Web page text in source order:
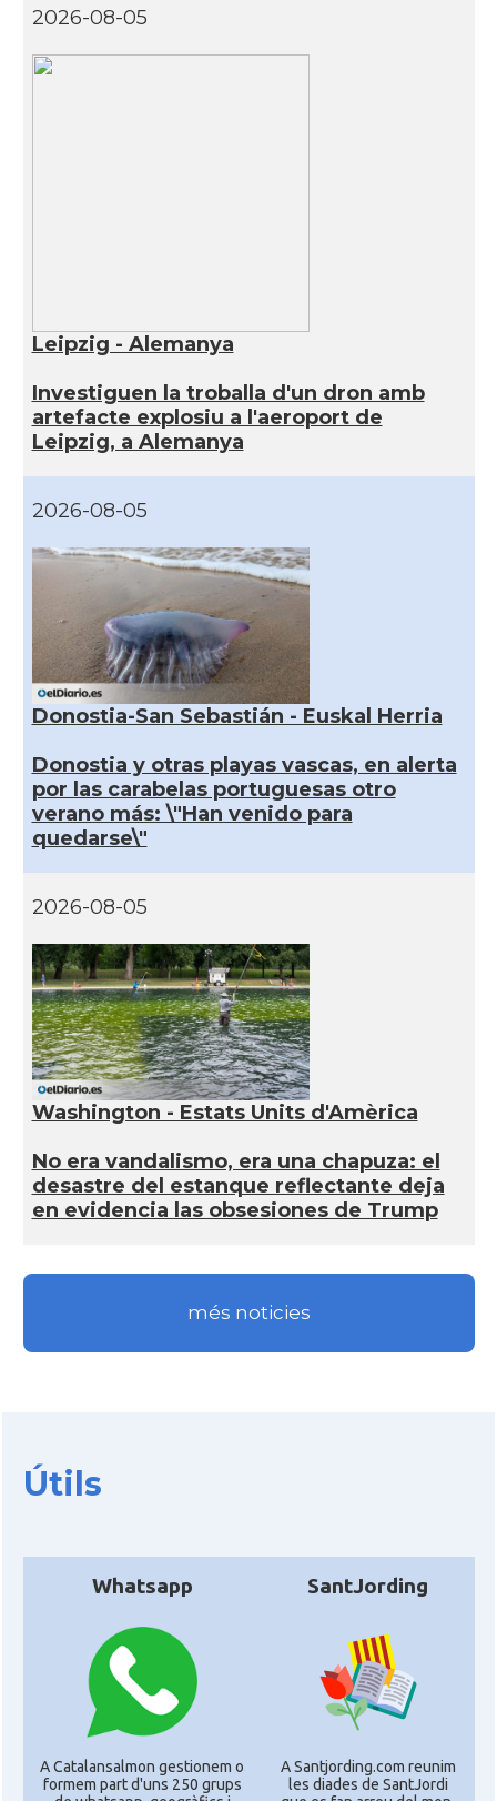
2026-08-05
Leipzig - Alemanya
Investiguen la troballa d'un dron amb
artefacte explosiu a l'aeroport de
Leipzig, a Alemanya
2026-08-05
Donostia-San Sebastián - Euskal Herria
Donostia y otras playas vascas, en alerta
por las carabelas portuguesas otro
verano más: \"Han venido para
quedarse\"
2026-08-05
Washington - Estats Units d'Amèrica
No era vandalismo, era una chapuza: el
desastre del estanque reflectante deja
en evidencia las obsesiones de Trump
més noticies
Útils
Whatsapp
A Catalansalmon gestionem o
formem part d'uns 250 grups
SantJording
A Santjording.com reunim
les diades de SantJordi